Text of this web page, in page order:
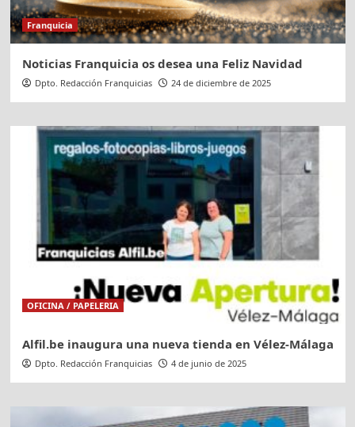
Franquicia
Noticias Franquicia os desea una Feliz Navidad
Dpto. Redacción Franquicias 24 de diciembre de 2025
OFICINA / PAPELERIA
Alfil.be inaugura una nueva tienda en Vélez-Málaga
Dpto. Redacción Franquicias 4 de junio de 2025